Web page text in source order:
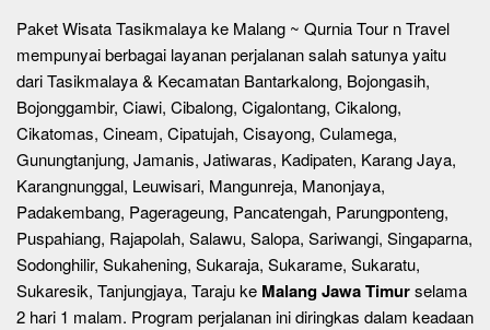
Paket Wisata Tasikmalaya ke Malang ~ Qurnia Tour n Travel
mempunyai berbagai layanan perjalanan salah satunya yaitu
dari Tasikmalaya & Kecamatan Bantarkalong, Bojongasih,
Bojonggambir, Ciawi, Cibalong, Cigalontang, Cikalong,
Cikatomas, Cineam, Cipatujah, Cisayong, Culamega,
Gunungtanjung, Jamanis, Jatiwaras, Kadipaten, Karang Jaya,
Karangnunggal, Leuwisari, Mangunreja, Manonjaya,
Padakembang, Pagerageung, Pancatengah, Parungponteng,
Puspahiang, Rajapolah, Salawu, Salopa, Sariwangi, Singaparna,
Sodonghilir, Sukahening, Sukaraja, Sukarame, Sukaratu,
Sukaresik, Tanjungjaya, Taraju ke Malang Jawa Timurselama
2 hari 1 malam. Program perjalanan ini diringkas dalam keadaan